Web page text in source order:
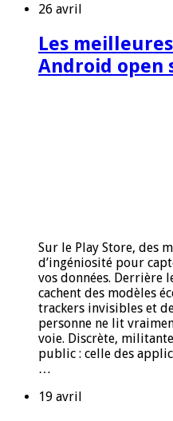
26 avril
Les
Android open
Sur le Play Store, des
d’ingéniosité pour
vos données. Derrière
cachent des modèles
trackers invisibles et
personne ne lit
voie. Discrète,
public : celle des
…
19 avril